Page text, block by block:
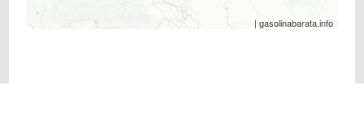
| gasolinabarata.info